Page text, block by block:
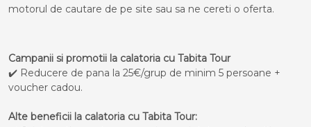
motorul de cautare de pe site sau sa ne cereti o oferta.
Campanii si promotii la calatoria cu Tabita Tour
✔️ Reducere de pana la 25€/grup de minim 5 persoane +
voucher cadou.
Alte beneficii la calatoria cu Tabita Tour: